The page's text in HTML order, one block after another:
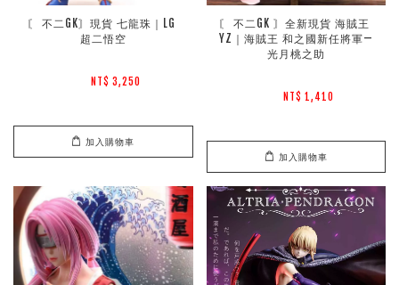
〘 不二GK〙現貨 七龍珠｜LG
超二悟空
NT$ 3,250
加入購物車
〘 不二GK 〙全新現貨 海賊王
YZ｜海賊王 和之國新任將軍—
光月桃之助
NT$ 1,410
加入購物車